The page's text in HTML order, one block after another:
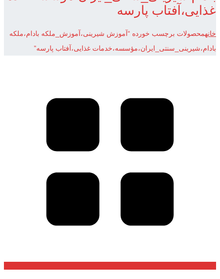
غذایی،آفتاب پارسه
خانهمحصولات برچسب خورده “آموزش شیرینی،آموزش_ملکه بادام،ملکه
بادام،شیرینی_سنتی_ایران،مؤسسه،خدمات غذایی،آفتاب پارسه”